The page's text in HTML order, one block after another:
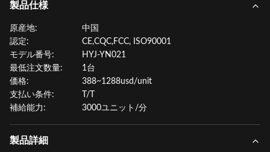
製品仕様
原産地:
中国
認定:
CE,CQC,FCC, ISO90001
モデル番号:
HYJ-YN021
最低注文数量:
1台
価格:
388~1288usd/unit
支払い条件:
T/T
補給能力:
3000ユニット/分
製品詳細